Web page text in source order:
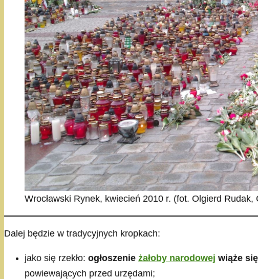
Wrocławski Rynek, kwiecień 2010 r. (fot. Olgierd Rudak,
Dalej będzie w tradycyjnych kropkach:
jako się rzekło: ogłoszenie żałoby narodowej wiąże
powiewających przed urzędami;